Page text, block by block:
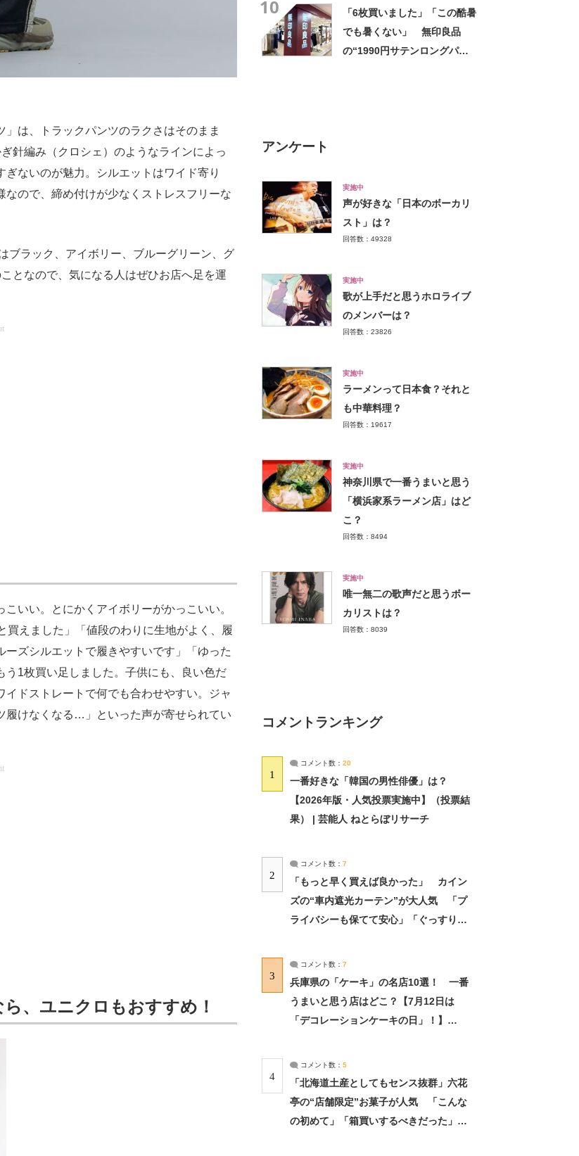
は、トラックパンツのラクさはそのまま
針編み（クロシェ）のようなラインによっ
ないのが魅力。シルエットはワイド寄り
ので、締め付けが少なくストレスフリーな
ラック、アイボリー、ブルーグリーン、グ
となので、気になる人はぜひお店へ足を運
いい。とにかくアイボリーがかっこいい。
買えました」「値段のわりに生地がよく、履
ズシルエットで履きやすいです」「ゆった
う1枚買い足しました。子供にも、良い色だ
ドストレートで何でも合わせやすい。ジャ
履けなくなる…」といった声が寄せられてい
、ユニクロもおすすめ！
10
「6枚買いました」「この酷暑
でも暑くない」 無印良品
の“1990円サテンロングパン
アンケート
実施中
声が好きな「日本のボーカリ
スト」は？
回答数：49328
実施中
歌が上手だと思うホロライブ
のメンバーは？
回答数：23826
実施中
ラーメンって日本食？それと
も中華料理？
回答数：19617
実施中
神奈川県で一番うまいと思う
「横浜家系ラーメン店」はど
こ？
回答数：8494
実施中
唯一無二の歌声だと思うボー
カリストは？
回答数：8039
コメントランキング
1
コメント数： 20
一番好きな「韓国の男性俳優」は？
【2026年版・人気投票実施中】（投票結
果） | 芸能人 ねとらぼリサーチ
2
コメント数： 7
「もっと早く買えば良かった」 カイン
ズの“車内遮光カーテン”が大人気 「プ
ライバシーも保てて安心」「ぐっすり眠
3
コメント数： 7
兵庫県の「ケーキ」の名店10選！ 一番
うまいと思う店はどこ？【7月12日は
「デコレーションケーキの日」！】
4
コメント数： 5
「北海道土産としてもセンス抜群」六花
亭の“店舗限定”お菓子が人気 「こんな
の初めて」「箱買いするべきだった」